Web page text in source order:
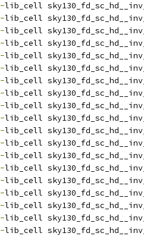
-lib_cell
-lib_cell
-lib_cell
-lib_cell
-lib_cell
-lib_cell
-lib_cell
-lib_cell
-lib_cell
-lib_cell
-lib_cell
-lib_cell
-lib_cell
-lib_cell
-lib_cell
-lib_cell
-lib_cell
-lib_cell
-lib_cell